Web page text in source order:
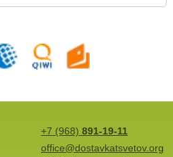
+7 (968) 891-19-11
office@dostavkatsvetov.org